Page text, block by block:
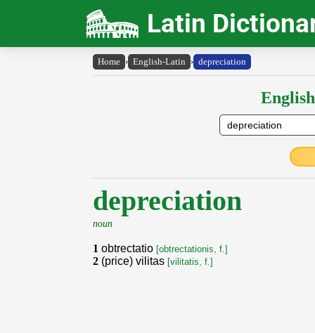
Latin
Home › English-Latin › depreciation
depreciation
noun
1 obtrectatio [obtrectationis, f.]
2 (price) vilitas [vilitatis, f.]